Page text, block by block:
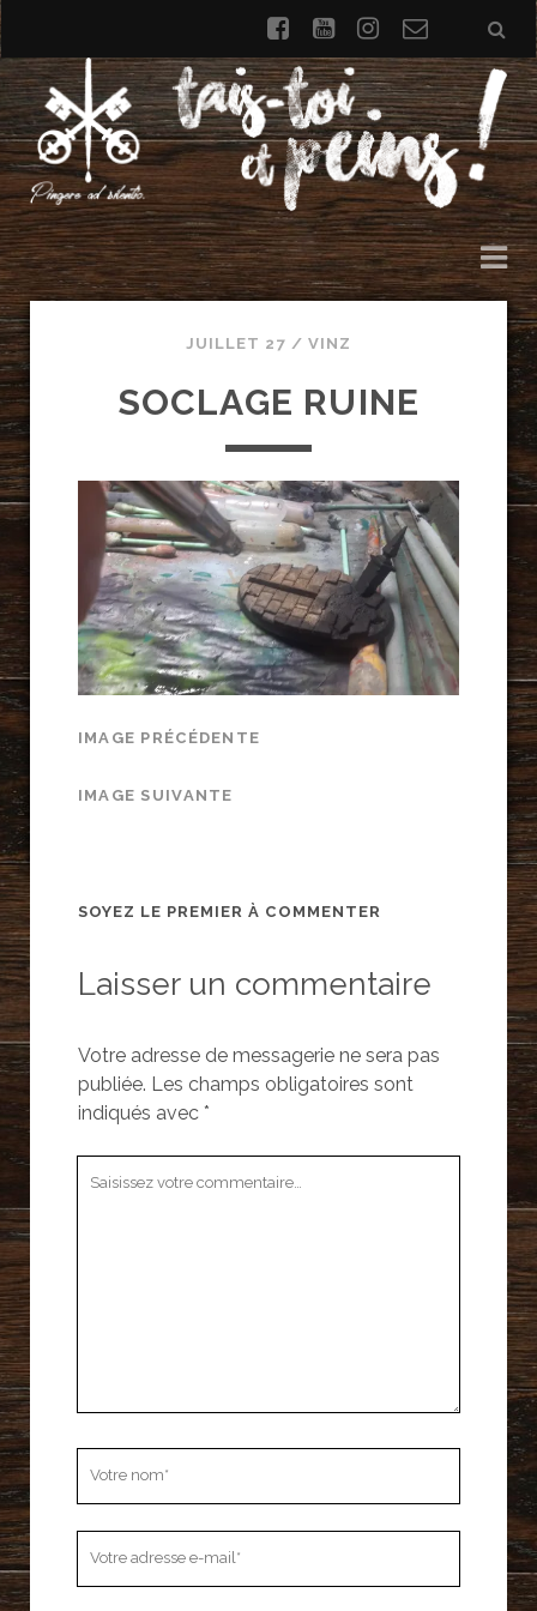
facebookyoutubeinstagram
de
contact
JUILLET 27 / VINZ
SOCLAGE RUINE
IMAGE PRÉCÉDENTE
IMAGE SUIVANTE
SOYEZ LE PREMIER À COMMENTER
Laisser un commentaire
Votre adresse de messagerie ne sera pas
publiée. Les champs obligatoires sont
indiqués avec *